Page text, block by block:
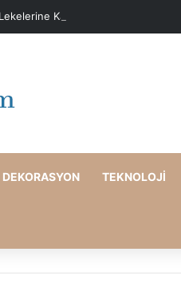
Karşı Evde Maske Önerileri
DEKORASYON TEKNOLOJI